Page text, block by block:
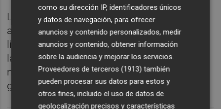
La compañía española continúa así
ampliando su presencia en proyectos
ligados a la autonomía estratégica europea,
la digitalización naval y el desarrollo de
nuevas capacidades militares de última
generación.
como su dirección IP, identificadores únicos
y datos de navegación, para ofrecer
anuncios y contenido personalizados, medir
anuncios y contenido, obtener información
sobre la audiencia y mejorar los servicios.
Proveedores de terceros (1913) también
pueden procesar sus datos para estos y
otros fines, incluido el uso de datos de
geolocalización precisos y características